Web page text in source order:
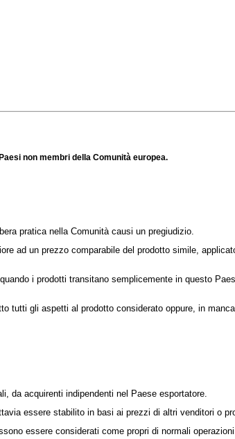
non membri della Comunità europea.
pratica nella Comunità causi un pregiudizio.
un prezzo comparabile del prodotto simile,
i prodotti transitano semplicemente in questo
gli aspetti al prodotto considerato oppure, in
da acquirenti indipendenti nel Paese esportatore.
essere stabilito in basi ai prezzi di altri venditori o
essere considerati come propri di normali